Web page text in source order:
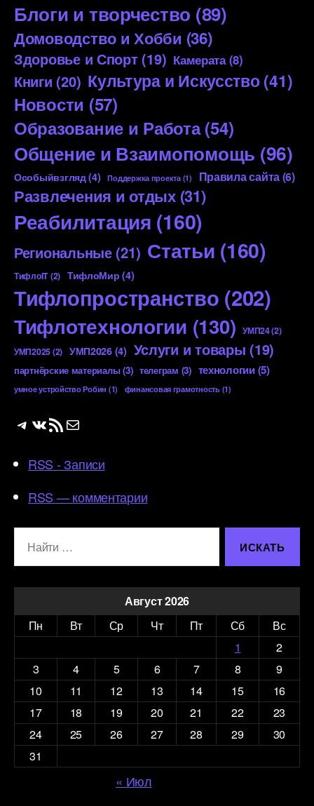
Блоги и творчество (89)
Домоводство и Хобби (36)
Здоровье и Спорт(19) Камерата(8)
Книги (20) Культура и Искусство(41)
Новости (57)
Образование и Работа(54)
Общение и Взаимопомощь (96)
Особыйвзгляд(4) Поддержка проекта(1) Правила сайта(6)
Развлечения и отдых(31)
Реабилитация (160)
Региональные(21) Статьи (160)
ТифлоIT(2) ТифлоМир (4)
Тифлопространство (202)
Тифлотехнологии (130) УМП24(2)
УМП2025(2) УМП2026(4) Услуги и товары (19)
партнёрские материалы(3) телеграм (3) технологии(5)
умное устройство Робин (1) финансовая грамотность(1)
Telegram
ВКонтакте
RSS-лентаПочта
RSS - Записи
RSS — комментарии
Август 2026
Пн
Вт Ср Чт Пт Сб
Вс
1
2
3
4 5 6 7 8
9
10
11 12 13 14 15
16
17
18 19 20 21 22
23
24
25 26 27 28 29
30
31
« Июл